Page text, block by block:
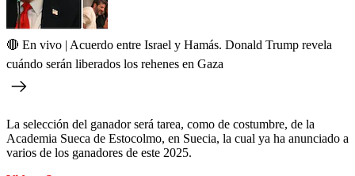
🔴 En vivo | Acuerdo entre Israel y Hamás. Donald Trump revela
cuándo serán liberados los rehenes en Gaza
La selección del ganador será tarea, como de costumbre, de la
Academia Sueca de Estocolmo, en Suecia, la cual ya ha anunciado a
varios de los ganadores de este 2025.